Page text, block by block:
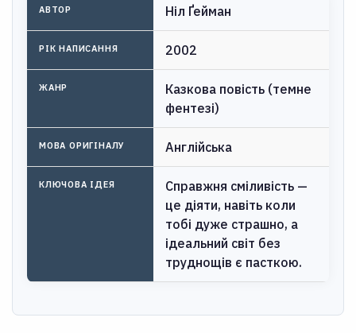
АВТОР Ніл Ґейман
РІК НАПИСАННЯ 2002
ЖАНР
Казкова повість (темне
фентезі)
МОВА ОРИГІНАЛУ Англійська
КЛЮЧОВА ІДЕЯ
Справжня сміливість —
це діяти, навіть коли
тобі дуже страшно, а
ідеальний світ без
труднощів є пасткою.